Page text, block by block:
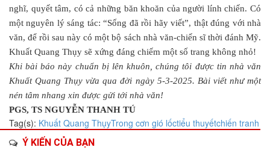
nghĩ, quyết tâm, có cả những băn khoăn của người lính chiến. Có
một nguyên lý sáng tác: “Sống đã rồi hãy viết”, thật đúng với nhà
văn, để rồi sau này có một bộ sách nhà văn-chiến sĩ thời đánh Mỹ.
Khuất Quang Thụy sẽ xứng đáng chiếm một số trang không nhỏ!
Khi bài báo này chuẩn bị lên khuôn, chúng tôi được tin nhà văn
Khuất Quang Thụy vừa qua đời ngày 5-3-2025. Bài viết như một
nén tâm nhang xin được gửi tới nhà văn!
PGS, TS NGUYỄN THANH TÚ
Tag(s): Khuất Quang ThụyTrong cơn gió lốctiểu thuyếtchiến tranh
Ý KIẾN CỦA BẠN